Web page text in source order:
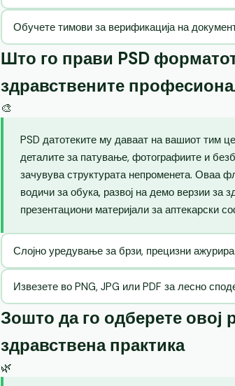
Обучете тимови за верификација на
Што го прави PSD
здравствените
🎨
PSD датотеките му даваат на вашиот тим
деталите за патување, фотографиите и
зачувува структурата непроменета. Оваа
водичи за обука, развој на демо верзии за
презентациони материјали за аптекарски
Слојно уредување за брзи, прецизни
Извезете во PNG, JPG или PDF за лесно
Зошто да го одберете овој
здравствена практика
🌿